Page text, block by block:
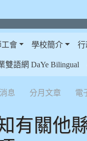
會 學校簡介 行
雙語網 DaYe Bilingual
息 分月文章 電
有關他